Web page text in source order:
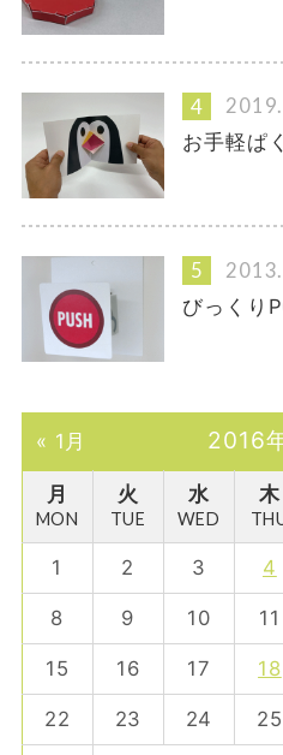
お手軽ぱ
びっくり
« 1月 2016
月
MON
火
TUE
水
WED
木
1 2 3 4
8 9 10 11
15 16 17 18
22 23 24 25